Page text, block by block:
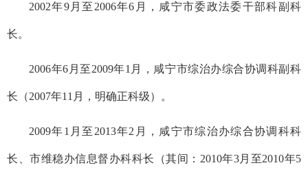
2002年9月至2006年6月，咸宁市委政法委干部科副科
长。
2006年6月至2009年1月，咸宁市综治办综合协调科副科
长（2007年11月，明确正科级）。
2009年1月至2013年2月，咸宁市综治办综合协调科科
长、市维稳办信息督办科科长（其间：2010年3月至2010年5